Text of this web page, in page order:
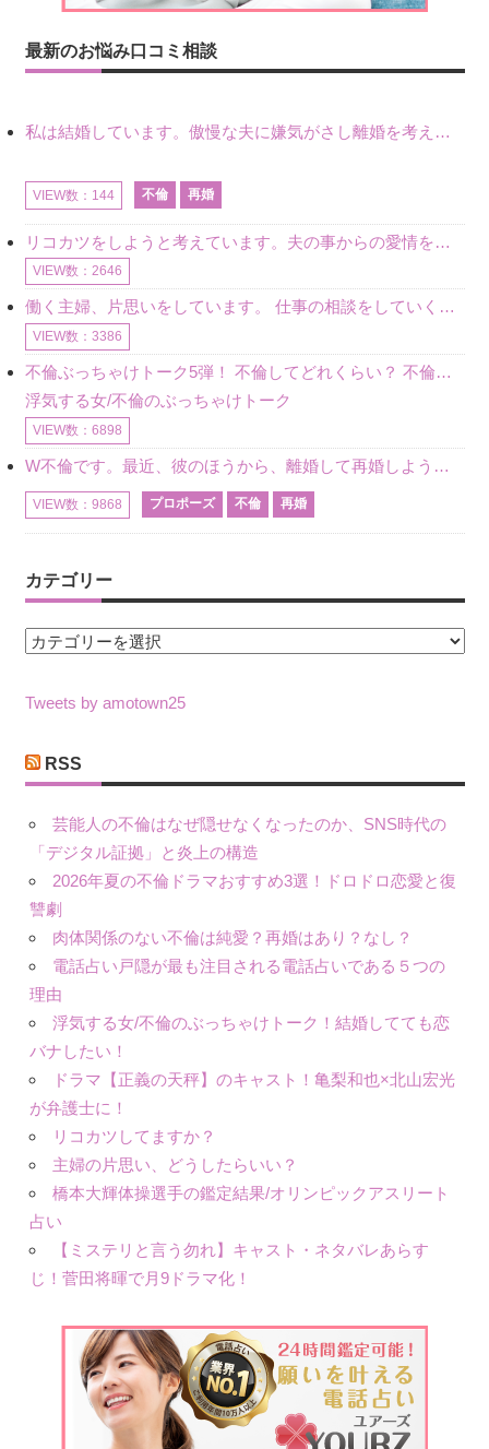
最新のお悩み口コミ相談
私は結婚しています。傲慢な夫に嫌気がさし離婚を考えていたときに、彼と出会いました。彼には恋人がいましたが、話をするうちに、夫とのことを相談するようにな
VIEW数：144 不倫 再婚
リコカツをしようと考えています。夫の事からの愛情を全く感じません。子供がいるので、子供が成長するまではと我慢しています。 まず、お金が必要だと考え、仕事の量も増やしました。ところが、夫は働かず、結局は
VIEW数：2646
働く主婦、片思いをしています。 仕事の相談をしていくうちに、彼のことを好きになりました。私には夫も子供もいます。不倫をしているわけでもなく、もちろん、この気持ちは誰にも話していません。 ラインをする関
VIEW数：3386
不倫ぶっちゃけトーク5弾！ 不倫してどれくらい？ 不倫のあれこれを、なんでもどうぞ♪♪
浮気する女/不倫のぶっちゃけトーク
VIEW数：6898
W不倫です。最近、彼のほうから、離婚して再婚しよう、と言ってきました。ハッキリいうと、そこまでは考えていませんでした。彼を好きな気持ちはあるし、彼なしの生活は考えられません。だけど、離婚して再婚すると
VIEW数：9868 プロポーズ 不倫 再婚
カテゴリー
カ
ゴ
ー
Tweets by amotown25
RSS
芸能人の不倫はなぜ隠せなくなったのか、SNS時代の
「デジタル証拠」と炎上の構造
2026年夏の不倫ドラマおすすめ3選！ドロドロ恋愛と復
讐劇
肉体関係のない不倫は純愛？再婚はあり？なし？
電話占い戸隠が最も注目される電話占いである５つの
理由
浮気する女/不倫のぶっちゃけトーク！結婚してても恋
バナしたい！
ドラマ【正義の天秤】のキャスト！亀梨和也×北山宏光
が弁護士に！
リコカツしてますか？
主婦の片思い、どうしたらいい？
橋本大輝体操選手の鑑定結果/オリンピックアスリート
占い
【ミステリと言う勿れ】キャスト・ネタバレあらす
じ！菅田将暉で月9ドラマ化！